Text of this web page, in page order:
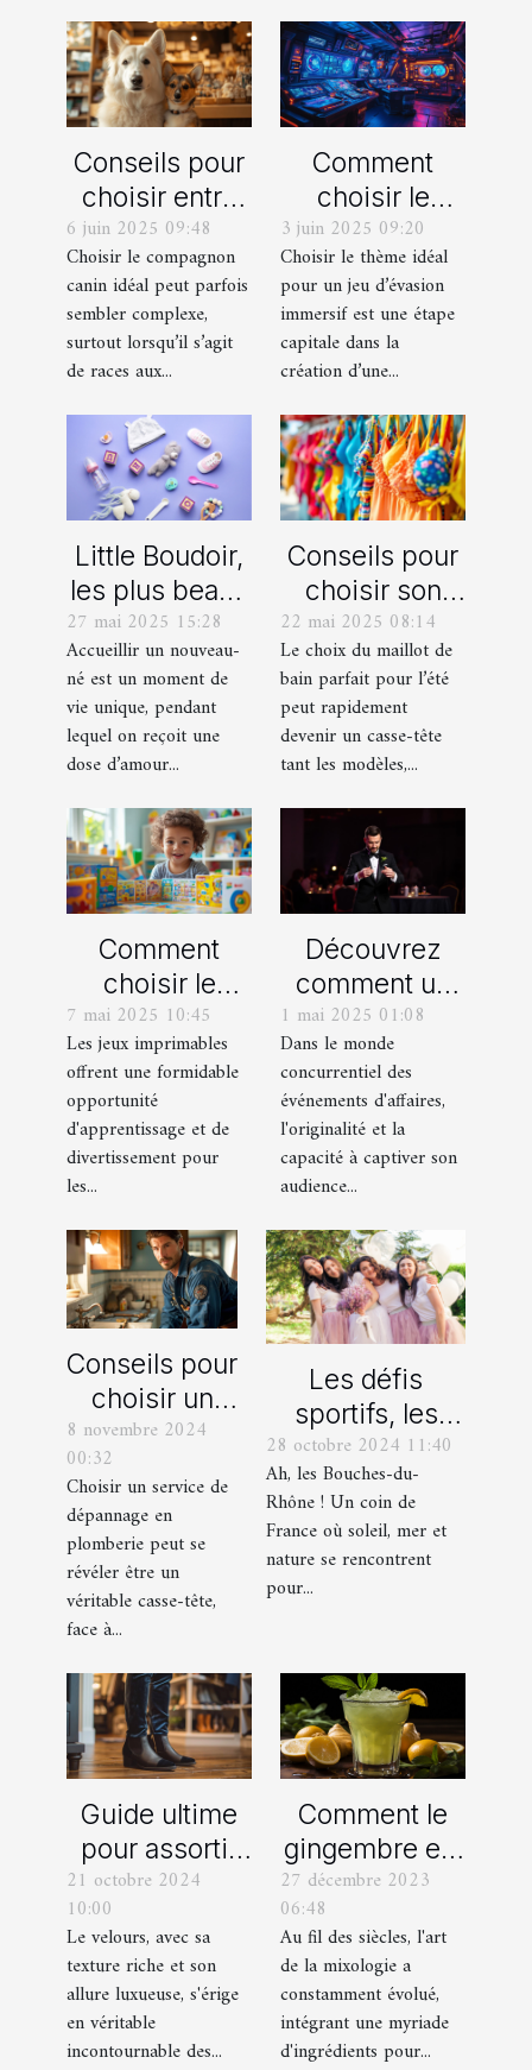
Conseils pour
choisir entre
un berger
blanc suisse
et un berger
américain
miniature
6 juin 2025 09:48
Choisir le compagnon
canin idéal peut parfois
sembler complexe,
surtout lorsqu’il s’agit
de races aux...
Comment
choisir le
thème parfait
pour votre
prochain jeu
d'évasion
immersif
3 juin 2025 09:20
Choisir le thème idéal
pour un jeu d’évasion
immersif est une étape
capitale dans la
création d’une...
Little Boudoir,
les plus beaux
cadeaux de
naissance
personnalisés
!
27 mai 2025 15:28
Accueillir un nouveau-
né est un moment de
vie unique, pendant
lequel on reçoit une
dose d’amour...
Conseils pour
choisir son
maillot de bain
idéal pour l'été
22 mai 2025 08:14
Le choix du maillot de
bain parfait pour l’été
peut rapidement
devenir un casse-tête
tant les modèles,...
Comment
choisir le
meilleur jeu
imprimable
pour votre
enfant
7 mai 2025 10:45
Les jeux imprimables
offrent une formidable
opportunité
d'apprentissage et de
divertissement pour
les...
Découvrez
comment un
spectacle de
magie
transforme les
événements
professionnels
1 mai 2025 01:08
Dans le monde
concurrentiel des
événements d'affaires,
l'originalité et la
capacité à captiver son
audience...
Conseils pour
choisir un
bon service
dépannage
en plomberie
8 novembre 2024
00:32
Choisir un service de
dépannage en
plomberie peut se
révéler être un
véritable casse-tête,
face à...
Les défis
sportifs, les
incontournables
de toute
organisation
d’EVG et EVJF
28 octobre 2024 11:40
Ah, les Bouches-du-
Rhône ! Un coin de
France où soleil, mer et
nature se rencontrent
pour...
Guide ultime
pour assortir
vos
chaussures
avec des
pantalons en
velours
21 octobre 2024
10:00
Le velours, avec sa
texture riche et son
allure luxueuse, s'érige
en véritable
incontournable des...
Comment le
gingembre est
devenu un
ingrédient clé
dans la
mixologie
moderne
27 décembre 2023
06:48
Au fil des siècles, l'art
de la mixologie a
constamment évolué,
intégrant une myriade
d'ingrédients pour...